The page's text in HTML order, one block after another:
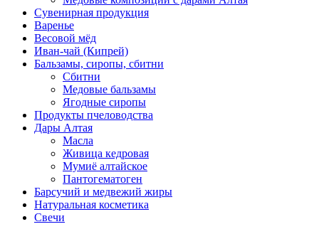
Сувенирная продукция
Варенье
Весовой мёд
Иван-чай (Кипрей)
Бальзамы, сиропы, сбитни
Сбитни
Медовые бальзамы
Ягодные сиропы
Продукты пчеловодства
Дары Алтая
Масла
Живица кедровая
Мумиё алтайское
Пантогематоген
Барсучий и медвежий жиры
Натуральная косметика
Свечи